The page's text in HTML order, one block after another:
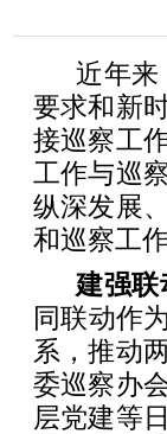
近年来
要求和新
接巡察工
工作与巡
纵深发展
和巡察工
建强联
同联动作
系，推动
委巡察办
层党建等